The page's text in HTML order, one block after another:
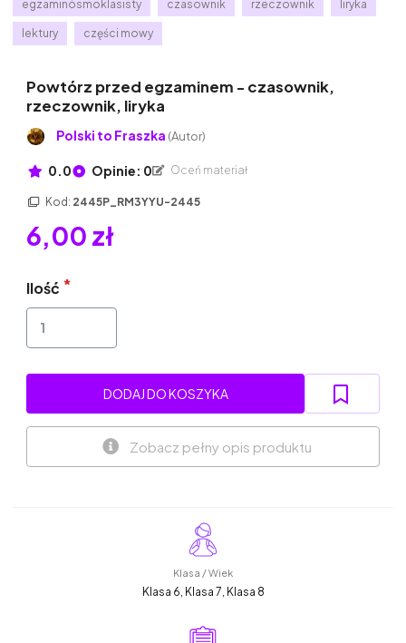
egzaminósmoklasisty czasownik rzeczownik liryka
lektury części mowy
Powtórz przed egzaminem - czasownik,
rzeczownik, liryka
Polski to Fraszka (Autor)
0.0 Opinie: 0 Oceń materiał
Kod: 2445P_RM3YYU-2445
6,00 zł
Ilość
DODAJ DO KOSZYKA
Zobacz pełny opis produktu
Klasa / Wiek
Klasa 6, Klasa 7, Klasa 8